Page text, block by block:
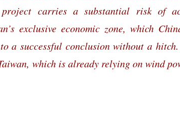
carries a substantial risk of
exclusive economic zone, which
a successful conclusion without a hitch.
which is already relying on wind